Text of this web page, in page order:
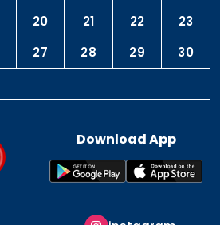
20 21 22
23
27 28 29
30
Download App